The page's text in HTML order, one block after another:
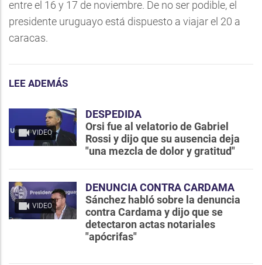
entre el 16 y 17 de noviembre. De no ser podible, el
presidente uruguayo está dispuesto a viajar el 20 a
caracas.
LEE ADEMÁS
VIDEO
DESPEDIDA
Orsi fue al velatorio de Gabriel
Rossi y dijo que su ausencia deja
"una mezcla de dolor y gratitud"
VIDEO
DENUNCIA CONTRA CARDAMA
Sánchez habló sobre la denuncia
contra Cardama y dijo que se
detectaron actas notariales
"apócrifas"